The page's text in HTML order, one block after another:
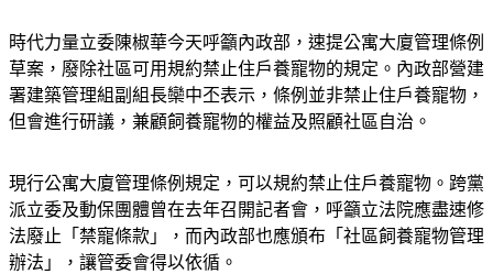
時代力量立委陳椒華今天呼籲內政部，速提公寓大廈管理條例
草案，廢除社區可用規約禁止住戶養寵物的規定。內政部營建
署建築管理組副組長欒中丕表示，條例並非禁止住戶養寵物，
現行公寓大廈管理條例規定，可以規約禁止住戶養寵物。跨黨
派立委及動保團體曾在去年召開記者會，呼籲立法院應盡速修
法廢止「禁寵條款」，而內政部也應頒布「社區飼養寵物管理